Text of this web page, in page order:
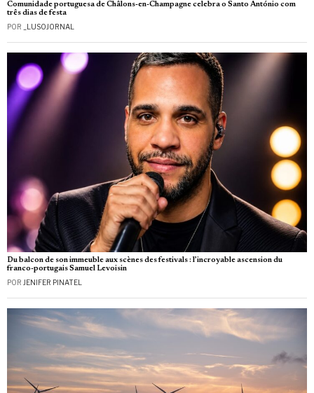
Comunidade portuguesa de Châlons-en-Champagne celebra o Santo António com
três dias de festa
POR _LUSOJORNAL
Du balcon de son immeuble aux scènes des festivals : l’incroyable ascension du
franco-portugais Samuel Levoisin
POR JENIFER PINATEL